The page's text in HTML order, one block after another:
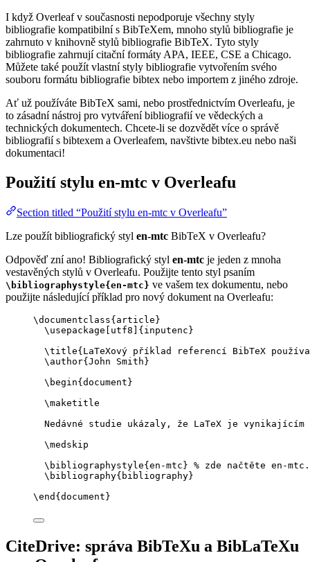
I když Overleaf v současnosti nepodporuje všechny styly
bibliografie kompatibilní s BibTeXem, mnoho stylů bibliografie je
zahrnuto v knihovně stylů bibliografie BibTeX. Tyto styly
bibliografie zahrnují citační formáty APA, IEEE, CSE a Chicago.
Můžete také použít vlastní styly bibliografie vytvořením svého
souboru formátu bibliografie bibtex nebo importem z jiného zdroje.
Ať už používáte BibTeX sami, nebo prostřednictvím Overleafu, je
to zásadní nástroj pro vytváření bibliografií ve vědeckých a
technických dokumentech. Chcete-li se dozvědět více o správě
bibliografií s bibtexem a Overleafem, navštivte bibtex.eu nebo naši
dokumentaci!
Použití stylu en-mtc v Overleafu
Section titled “Použití stylu en-mtc v Overleafu”
Lze použít bibliografický styl en-mtc BibTeX v Overleafu?
Odpověď zní ano! Bibliografický styl en-mtc je jeden z mnoha
vestavěných stylů v Overleafu. Použijte tento styl psaním
\bibliographystyle{en-mtc} ve vašem tex dokumentu, nebo
použijte následující příklad pro nový dokument na Overleafu:
\documentclass{ article }
\usepackage
utf8 ]{ inputenc }
\title{LaTeXový příklad referencí BibTeX
\author{John Smith}
\begin{ document }
\maketitle
Nedávné studie ukázaly, že LaTeX je vynikajícím
\medskip
\bibliographystyle{en-mtc} % zde načtěte en-
\bibliography{bibliography}
\end { document }
CiteDrive: správa BibTeXu a BibLaTeXu